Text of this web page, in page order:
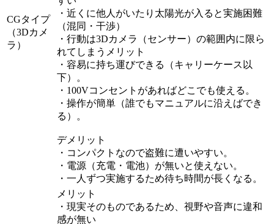
CGタイプ
（3Dカメ
ラ）
・近くに他人がいたり太陽光が入ると実施困難
（混同・干渉）
・行動は3Dカメラ（センサー）の範囲内に限ら
れてしまうメリット
・容易に持ち運びできる（キャリーケース以
下）。
・100Vコンセントがあればどこでも使える。
・操作が簡単（誰でもマニュアルに沿えばでき
る）。
デメリット
・コンパクトなので盗難に遭いやすい。
・電源（充電・電池）が無いと使えない。
・一人ずつ実施するため待ち時間が長くなる。
メリット
・現実そのものであるため、視野や音声に違和
感が無い